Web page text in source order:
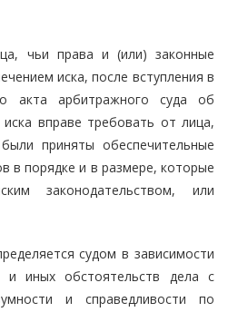
чьи права и (или) законные
иска, после вступления в
акта арбитражного суда об
вправе требовать от лица,
приняты обеспечительные
в порядке и в размере, которые
законодательством, или
судом в зависимости
и иных обстоятельств дела с
и справедливости по